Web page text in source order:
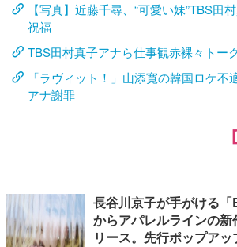
【写真】近藤千尋、“可愛い妹”TBS田
祝福
TBS田村真子アナら仕事観赤裸々トー
「ラヴィット！」山添寛の韓国ロケ不
アナ謝罪
長谷川京子が手がける
からアパレルラインの新
リース。先行ポップア